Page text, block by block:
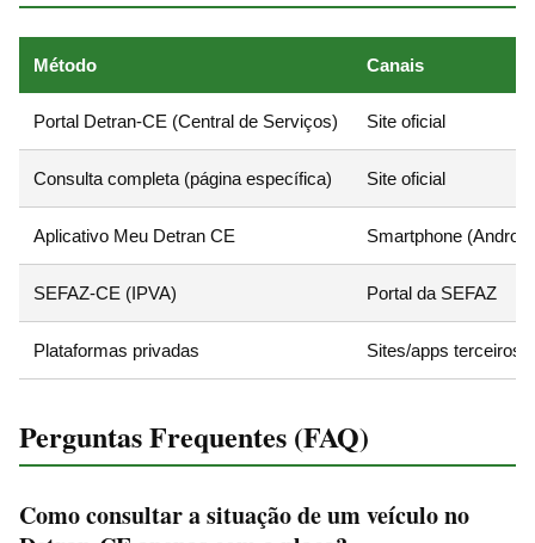
Método Canais
Portal Detran-CE (Central de Serviços) Site oficial
Consulta completa (página específica) Site oficial
Aplicativo Meu Detran CE Smartphone
SEFAZ-CE (IPVA) Portal da SEFAZ
Plataformas privadas Sites/apps terceiros
Perguntas Frequentes (FAQ)
Como consultar a situação de um veículo no